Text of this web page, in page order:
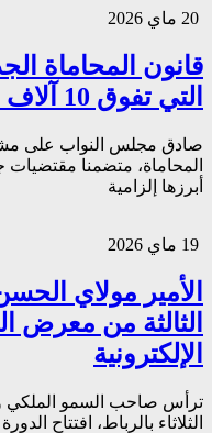
قانون المحاماة
التي تفوق 10 آلاف درهم بالشيك
صادق مجلس النواب على
المحاماة، متضمنا مقتضيات
أبرزها إلزامية
الأمير مولاي
الثالثة من معرض
الإلكترونية
ترأس صاحب السمو الملكي
الثلاثاء بالرباط، افتتاح